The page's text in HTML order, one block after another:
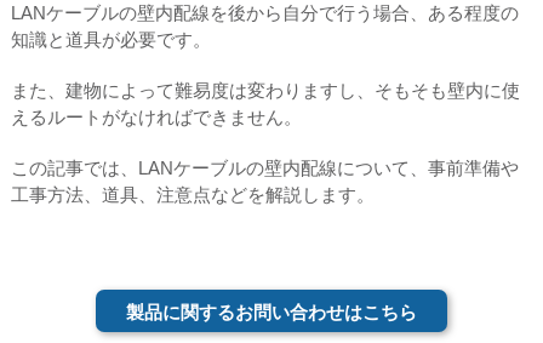
LANケーブルの壁内配線を後から自分で行う場合、ある程度の
知識と道具が必要です。
また、建物によって難易度は変わりますし、そもそも壁内に使
えるルートがなければできません。
この記事では、LANケーブルの壁内配線について、事前準備や
工事方法、道具、注意点などを解説します。
製品に関するお問い合わせはこちら